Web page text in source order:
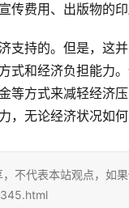
传费用、出版物的
支持的。但是，这
式和经济负担能力
等方式来减轻经济
，无论经济状况如
不代表本站观点，如